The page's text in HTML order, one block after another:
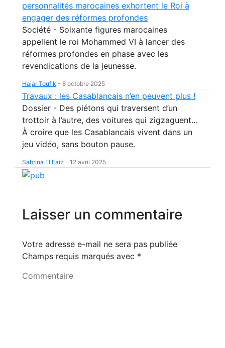
personnalités marocaines exhortent le Roi à
engager des réformes profondes
Société - Soixante figures marocaines
appellent le roi Mohammed VI à lancer des
réformes profondes en phase avec les
revendications de la jeunesse.
Hajar Toufik - 8 octobre 2025
Travaux : les Casablancais n’en peuvent plus !
Dossier - Des piétons qui traversent d’un
trottoir à l’autre, des voitures qui zigzaguent…
À croire que les Casablancais vivent dans un
jeu vidéo, sans bouton pause.
Sabrina El Faiz - 12 avril 2025
Laisser un commentaire
Votre adresse e-mail ne sera pas publiée
Champs requis marqués avec *
Commentaire